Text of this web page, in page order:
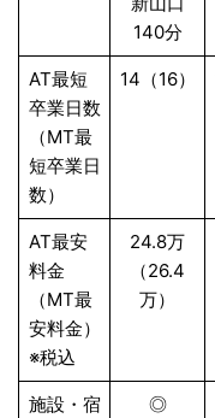
140分
AT最短
卒業日数
（MT最
短卒業日
数）
14（16）
AT最安
料金
（MT最
安料金）
※税込
24.8万
（26.4
万）
施設・宿
◎